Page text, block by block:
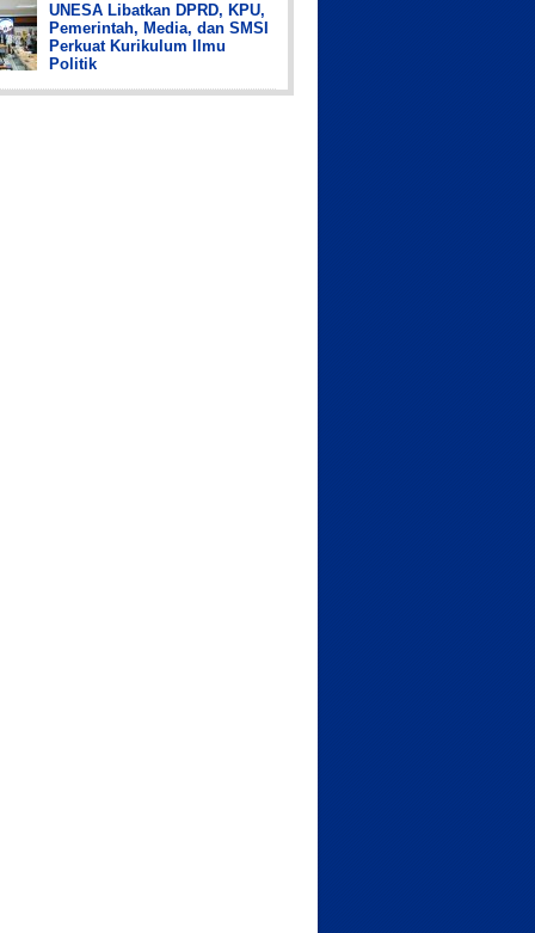
UNESA Libatkan DPRD, KPU,
Pemerintah, Media, dan SMSI
Perkuat Kurikulum Ilmu
Politik